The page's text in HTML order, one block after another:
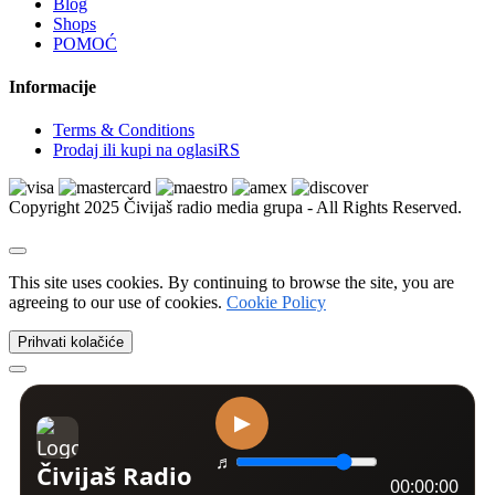
Xbox | Delovi i oprema
Nintendo
Sega | Igrice
Sega | Delovi i oprema
Figurice i knjige
VR naočare
Ostalo
Kućne ptice
Mačke
Ribice
Izgubljeni i nađeni ljubimci
Akvarijumi i oprema
Dekoracija i biljke
Morska akvaristika
Četke, makaze i trimeri
Shops
POMOĆ
Informacije
Terms & Conditions
Prodaj ili kupi na oglasiRS
Copyright 2025 Čivijaš radio media grupa - All Rights Reserved.
This site uses cookies. By continuing to browse the site, you are
agreeing to our use of cookies. Cookie Policy
Prihvati kolačiće